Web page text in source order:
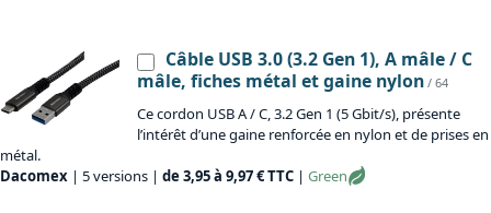
Câble USB 3.0 (3.2 Gen 1), A mâle / C
mâle, fiches métal et gaine nylon / 64
Ce cordon USB A / C, 3.2 Gen 1 (5 Gbit/s), présente
l’intérêt d’une gaine renforcée en nylon et de prises en
métal.
Dacomex | 5 versions | de 3,95 à 9,97 € TTC | Green